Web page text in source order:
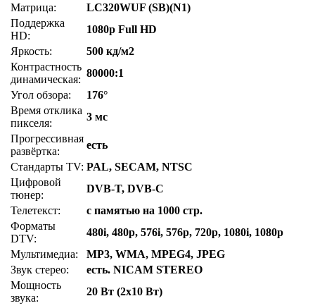
Матрица:
LC320WUF (SB)(N1)
Поддержка
HD:
1080p Full HD
Яркость:
500 кд/м2
Контрастность
динамическая:
80000:1
Угол обзора:
176°
Время отклика
пикселя:
3 мс
Прогрессивная
развёртка:
есть
Стандарты TV: PAL, SECAM, NTSC
Цифровой
тюнер:
DVB-T, DVB-C
Телетекст:
с памятью на 1000 стр.
Форматы
DTV:
480i, 480p, 576i, 576p, 720p, 1080i, 1080p
Мультимедиа:
MP3, WMA, MPEG4, JPEG
Звук стерео:
есть. NICAM STEREO
Мощность
звука:
20 Вт (2х10 Вт)